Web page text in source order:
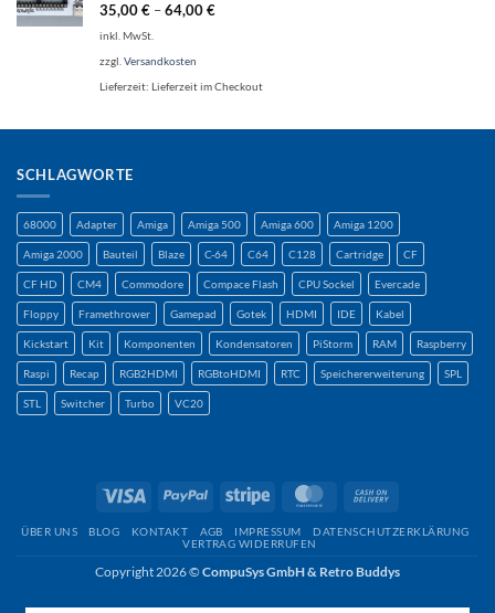
35,00€ –64,00€
inkl. MwSt.
zzgl. Versandkosten
Lieferzeit: Lieferzeit im Checkout
SCHLAGWORTE
68000 Adapter Amiga Amiga 500 Amiga 600 Amiga 1200
Amiga 2000 Bauteil Blaze C-64 C64 C128 Cartridge CF
CF HD CM4 Commodore Compace Flash CPU Sockel Evercade
Floppy Framethrower Gamepad Gotek HDMI IDE Kabel
Kickstart Kit Komponenten Kondensatoren PiStorm RAM Raspberry
Raspi Recap RGB2HDMI RGBtoHDMI RTC Speichererweiterung SPL
STL Switcher Turbo VC20
Visum PayPal Streifen MasterCard
ÜBER UNS BLOG KONTAKT AGB IMPRESSUM
DATENSCHUTZERKLÄRUNG
VERTRAG WIDERRUFEN
Copyright 2026 © CompuSys GmbH & Retro Buddys